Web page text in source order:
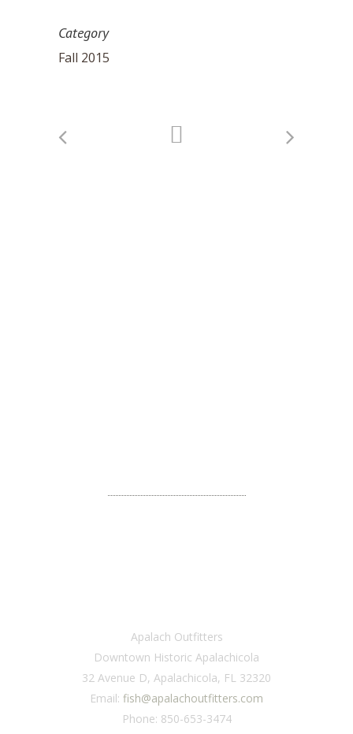
Category
Fall 2015
Apalach Outfitters
Downtown Historic Apalachicola
32 Avenue D, Apalachicola, FL 32320
Email: fish@apalachoutfitters.com
Phone: 850-653-3474